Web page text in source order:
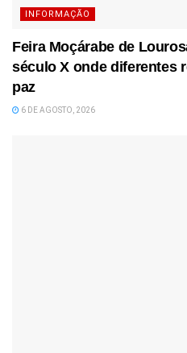
INFORMAÇÃO
Feira Moçárabe de
século X onde diferentes
paz
6 DE AGOSTO, 2026